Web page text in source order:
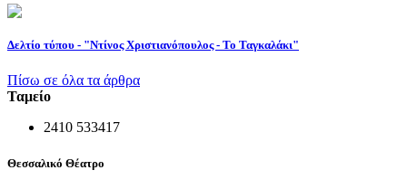
Δελτίο τύπου - "Ντίνος Χριστιανόπουλος - Το Ταγκαλάκι"
Πίσω σε όλα τα άρθρα
Ταμείο
2410 533417
Θεσσαλικό Θέατρο